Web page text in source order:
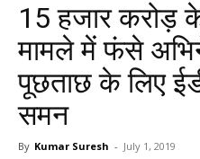
Reporter
15 हजार करोड़
मामले में फंसे
पूछताछ के लिए
समन
By Kumar Suresh - July 1, 2019